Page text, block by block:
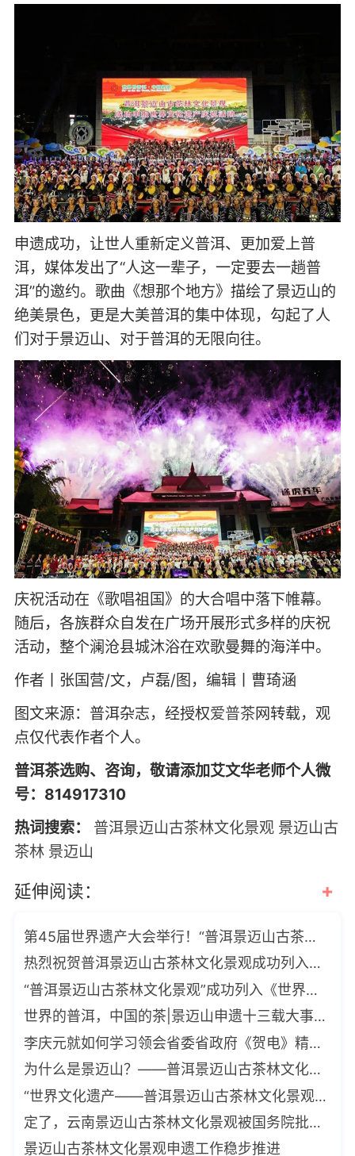
申遗成功，让世人重新定义普洱、更加爱上普
洱，媒体发出了“人这一辈子，一定要去一趟普
洱”的邀约。歌曲《想那个地方》描绘了景迈山的
绝美景色，更是大美普洱的集中体现，勾起了人
们对于景迈山、对于普洱的无限向往。
庆祝活动在《歌唱祖国》的大合唱中落下帷幕。
随后，各族群众自发在广场开展形式多样的庆祝
活动，整个澜沧县城沐浴在欢歌曼舞的海洋中。
作者丨张国营/文，卢磊/图，编辑丨曹琦涵
图文来源：普洱杂志，经授权爱普茶网转载，观
点仅代表作者个人。
普洱茶选购、咨询，敬请添加艾文华老师个人微
号：814917310
热词搜索：
普洱景迈山古茶林文化景观 景迈山古
茶林 景迈山
延伸阅读： +
第45届世界遗产大会举行！“普洱景迈山古茶林文化景观”将接受审议
热烈祝贺普洱景迈山古茶林文化景观成功列入《世界遗产名录》
“普洱景迈山古茶林文化景观”成功列入《世界遗产名录》
世界的普洱，中国的茶|景迈山申遗十三载大事记
李庆元就如何学习领会省委省政府《贺电》精神，提出四点要求
为什么是景迈山？——普洱景迈山古茶林文化景观申遗之路
“世界文化遗产——普洱景迈山古茶林文化景观”揭牌仪式在普洱景迈山举
定了，云南景迈山古茶林文化景观被国务院批准为中国2022年正式申遗项目
景迈山古茶林文化景观申遗工作稳步推进